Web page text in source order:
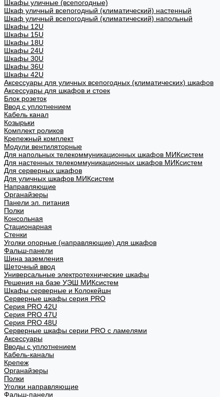
Шкафы уличные (всепогодные)
Шкаф уличный всепогодный (климатический) настенный
Шкаф уличный всепогодный (климатический) напольный
Шкафы 12U
Шкафы 15U
Шкафы 18U
Шкафы 24U
Шкафы 30U
Шкафы 36U
Шкафы 42U
Аксессуары для уличных всепогодных (климатических) шкафов
Аксессуары для шкафов и стоек
Блок розеток
Ввод с уплотнением
Кабель канал
Козырьки
Комплект роликов
Крепежный комплект
Модули вентиляторные
Для напольных телекоммуникационных шкафов МИКсистем
Для настенных телекоммуникационных шкафов МИКсистем
Для серверных шкафов
Для уличных шкафов МИКсистем
Направляющие
Органайзеры
Панели эл. питания
Полки
Консольная
Стационарная
Стенки
Уголки опорные (направляющие) для шкафов
Фальш-панели
Шина заземления
Щеточный ввод
Универсальные электротехнические шкафы
Решения на базе УЭШ МИКсистем
Шкафы серверные и Колокейшн
Серверные шкафы серия PRO
Серия PRO 42U
Серия PRO 47U
Серия PRO 48U
Серверные шкафы серии PRO с ламелями
Аксессуары
Вводы с уплотнением
Кабель-каналы
Крепеж
Органайзеры
Полки
Уголки направляющие
Фальш-панели